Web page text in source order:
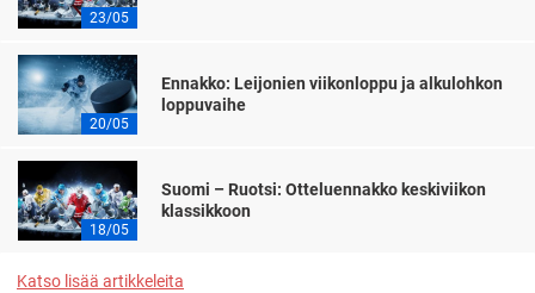
23/05
20/05
Ennakko: Leijonien viikonloppu ja alkulohkon
loppuvaihe
18/05
Suomi – Ruotsi: Otteluennakko keskiviikon
klassikkoon
Katso lisää artikkeleita